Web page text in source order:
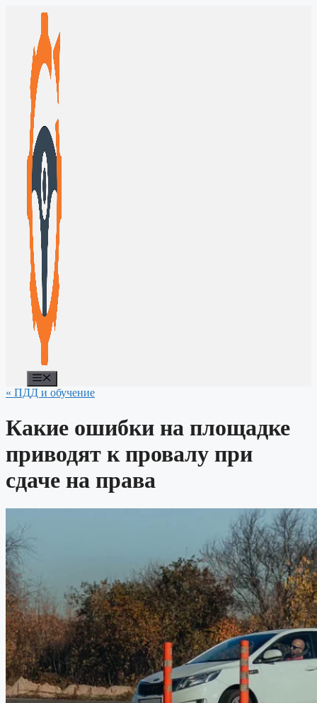
Перейти
содержимому
« ПДД и обучение
Какие ошибки на площадке
приводят к провалу при
сдаче на права